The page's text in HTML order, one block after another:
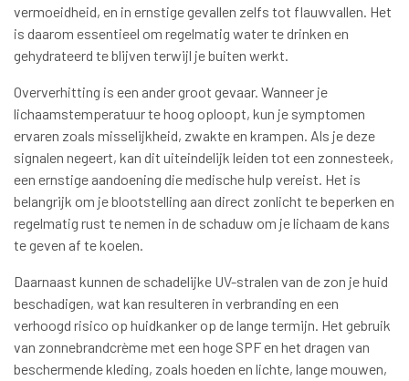
vermoeidheid, en in ernstige gevallen zelfs tot flauwvallen. Het
is daarom essentieel om regelmatig water te drinken en
gehydrateerd te blijven terwijl je buiten werkt.
Oververhitting is een ander groot gevaar. Wanneer je
lichaamstemperatuur te hoog oploopt, kun je symptomen
ervaren zoals misselijkheid, zwakte en krampen. Als je deze
signalen negeert, kan dit uiteindelijk leiden tot een zonnesteek,
een ernstige aandoening die medische hulp vereist. Het is
belangrijk om je blootstelling aan direct zonlicht te beperken en
regelmatig rust te nemen in de schaduw om je lichaam de kans
te geven af te koelen.
Daarnaast kunnen de schadelijke UV-stralen van de zon je huid
beschadigen, wat kan resulteren in verbranding en een
verhoogd risico op huidkanker op de lange termijn. Het gebruik
van zonnebrandcrème met een hoge SPF en het dragen van
beschermende kleding, zoals hoeden en lichte, lange mouwen,